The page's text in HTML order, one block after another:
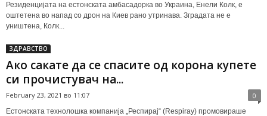
Резиденцијата на естонската амбасадорка во Украина, Енели Колк, е
оштетена во напад со дрон на Киев рано утринава. Зградата не е
уништена, Колк...
ЗДРАВСТВО
Ако сакате да се спасите од корона купете
си прочистувач на...
February 23, 2021 во 11:07 0
Естонската технолошка компанија „Респирај“ (Respiray) промовираше